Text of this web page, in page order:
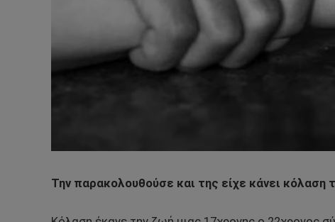
Την παρακολουθούσε και της είχε κάνει κόλαση